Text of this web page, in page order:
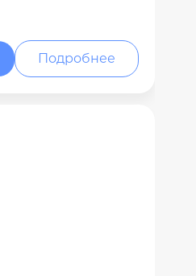
Подробнее